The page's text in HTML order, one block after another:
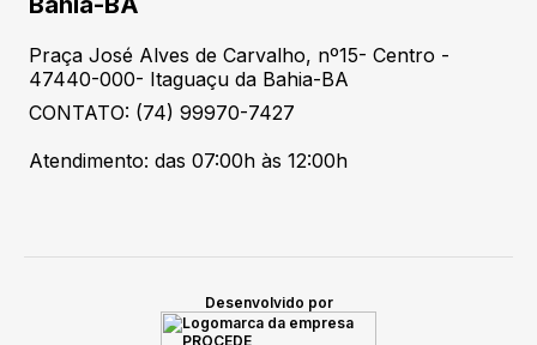
Praça José Alves de Carvalho, nº15- Centro -
47440-000- Itaguaçu da Bahia-BA
CONTATO: (74) 99970-7427
Atendimento: das 07:00h às 12:00h
Desenvolvido por